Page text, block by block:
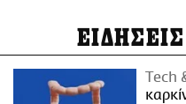
ΕΙΔΗΣΕΙΣ
Τech